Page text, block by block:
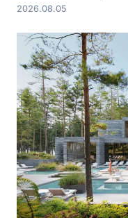
2026.08.05